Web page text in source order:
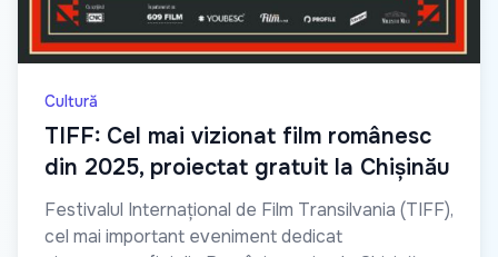
Cultură
TIFF: Cel mai vizionat film românesc
din 2025, proiectat gratuit la Chișinău
Festivalul Internațional de Film Transilvania (TIFF),
cel mai important eveniment dedicat